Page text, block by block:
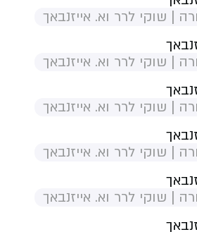
| שוקי לרר וא. אייזנבאך
| שוקי לרר וא. אייזנבאך
| שוקי לרר וא. אייזנבאך
| שוקי לרר וא. אייזנבאך
| שוקי לרר וא. אייזנבאך